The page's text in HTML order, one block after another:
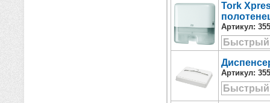
Tork
Артикул:
Артикул: